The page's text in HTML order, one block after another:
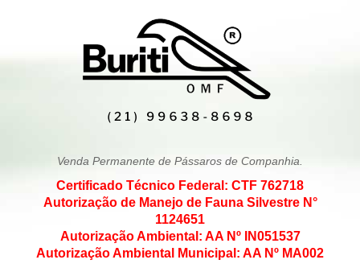
Venda Permanente de Pássaros de Companhia.
Certificado Técnico Federal: CTF 762718
Autorização de Manejo de Fauna Silvestre N°
1124651
Autorização Ambiental: AA Nº IN051537
Autorização Ambiental Municipal: AA Nº MA002